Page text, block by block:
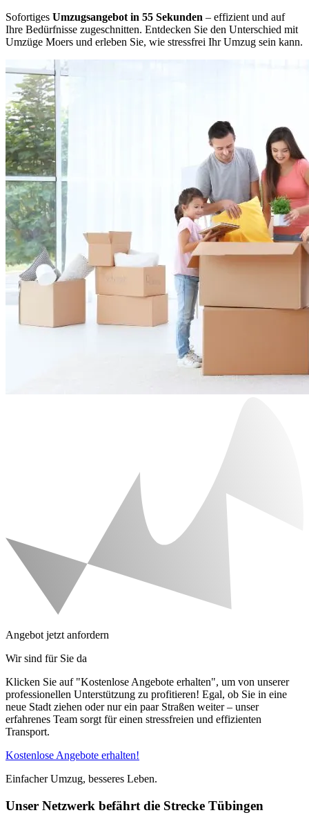
Sofortiges Umzugsangebot in 55 Sekunden – effizient und auf
Ihre Bedürfnisse zugeschnitten. Entdecken Sie den Unterschied mit
Umzüge Moers und erleben Sie, wie stressfrei Ihr Umzug sein kann.
Angebot jetzt anfordern
Wir sind für Sie da
Klicken Sie auf "Kostenlose Angebote erhalten", um von unserer
professionellen Unterstützung zu profitieren! Egal, ob Sie in eine
neue Stadt ziehen oder nur ein paar Straßen weiter – unser
erfahrenes Team sorgt für einen stressfreien und effizienten
Transport.
Kostenlose Angebote erhalten!
Einfacher Umzug, besseres Leben.
Unser Netzwerk befährt die Strecke Tübingen